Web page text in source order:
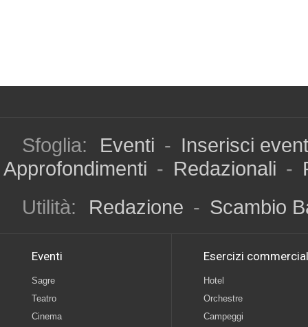
Sfoglia: Eventi - Inserisci
Approfondimenti - Redazionali -
Utilità:
Redazione - Scambio
Eventi
Sagre
Teatro
Cinema
Esercizi
Hotel
Orchestre
Campeggi